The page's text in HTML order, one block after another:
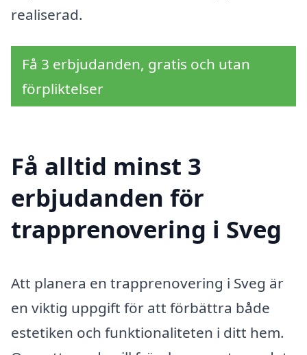
realiserad.
Få 3 erbjudanden, gratis och utan
förpliktelser
Få alltid minst 3
erbjudanden för
trapprenovering i Sveg
Att planera en trapprenovering i Sveg är
en viktig uppgift för att förbättra både
estetiken och funktionaliteten i ditt hem.